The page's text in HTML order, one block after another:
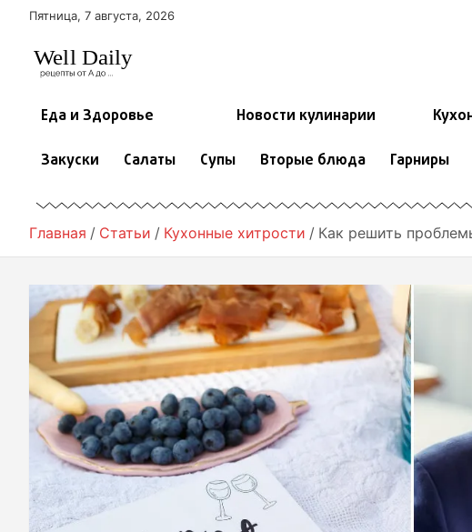
Пятница, 7 августа, 2026
Еда и Здоровье Новости кулинарии
Закуски Салаты Супы Вторые блюда Гарниры
Главная Статьи Кухонные хитрости Как решить